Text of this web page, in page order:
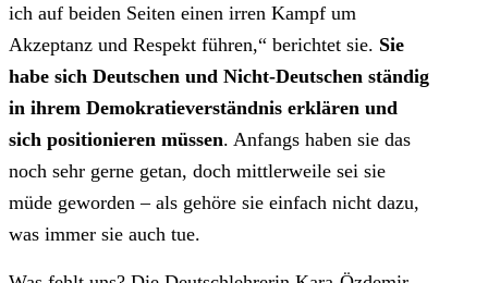
ich auf beiden Seiten einen irren Kampf um
Akzeptanz und Respekt führen,“ berichtet sie. Sie
habe sich Deutschen und Nicht-Deutschen ständig
in ihrem Demokratieverständnis erklären und
sich positionieren müssen. Anfangs haben sie das
noch sehr gerne getan, doch mittlerweile sei sie
müde geworden – als gehöre sie einfach nicht dazu,
was immer sie auch tue.